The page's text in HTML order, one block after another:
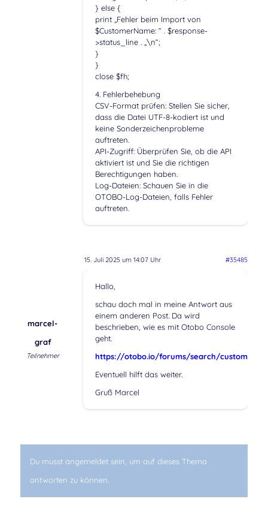
} else {
print „Fehler beim Import von
$CustomerName: “ . $response-
>status_line . „\n“;
}
}
close $fh;
4. Fehlerbehebung
CSV-Format prüfen: Stellen Sie sicher,
dass die Datei UTF-8-kodiert ist und
keine Sonderzeichenprobleme
auftreten.
API-Zugriff: Überprüfen Sie, ob die API
aktiviert ist und Sie die richtigen
Berechtigungen haben.
Log-Dateien: Schauen Sie in die
OTOBO-Log-Dateien, falls Fehler
auftreten.
15. Juli 2025 um 14:07 Uhr #35485
marcel-
graf
Teilnehmer
Hallo,
schau doch mal in meine Antwort aus
einem anderen Post. Da wird
beschrieben, wie es mit Otobo Console
geht.
https://otobo.io/forums/search/
Eventuell hilft das weiter.
Gruß Marcel
Du musst angemeldet sein, um auf dieses Thema
antworten zu können.